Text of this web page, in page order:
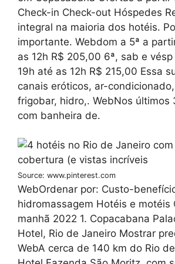
Check-in Check-out Hóspedes
integral na maioria dos hotéis.
importante. Webdom a 5ª a
as 12h R$ 205,00 6ª, sab e
19h até as 12h R$ 215,00 Essa
canais eróticos, ar-
frigobar, hidro,. WebNos últimos
com banheira de.
Source: www.pinterest.com
WebOrdenar por: Custo-
hidromassagem Hotéis e motéis
manhã 2022 1. Copacabana
Hotel, Rio de Janeiro Mostrar
WebA cerca de 140 km do Rio